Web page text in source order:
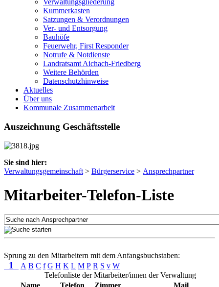
Verwaltungsgliederung
Kummerkasten
Satzungen & Verordnungen
Ver- und Entsorgung
Bauhöfe
Feuerwehr, First Responder
Notrufe & Notdienste
Landratsamt Aichach-Friedberg
Weitere Behörden
Datenschutzhinweise
Aktuelles
Über uns
Kommunale Zusammenarbeit
Auszeichnung Geschäftsstelle
Sie sind hier:
Verwaltungsgemeinschaft > Bürgerservice > Ansprechpartner
Mitarbeiter-Telefon-Liste
Sprung zu den Mitarbeitern mit dem Anfangsbuchstaben:
1 A B C f G H K L M P R S v W
Telefonliste der Mitarbeiter/innen der Verwaltung